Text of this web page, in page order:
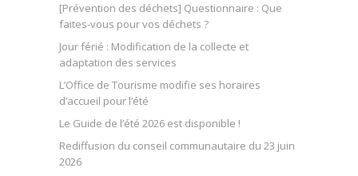
[Prévention des déchets] Questionnaire : Que
faites-vous pour vos déchets ?
Jour férié : Modification de la collecte et
adaptation des services
L’Office de Tourisme modifie ses horaires
d’accueil pour l’été
Le Guide de l’été 2026 est disponible !
Rediffusion du conseil communautaire du 23 juin
2026